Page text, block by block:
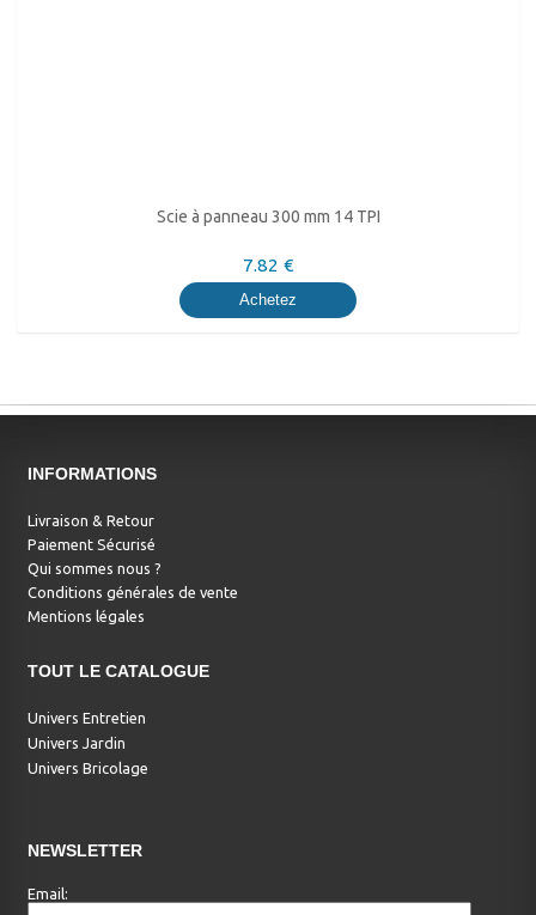
Scie à panneau 300 mm 14 TPI
7.82 €
Achetez
INFORMATIONS
Livraison & Retour
Paiement Sécurisé
Qui sommes nous ?
Conditions générales de vente
Mentions légales
TOUT LE CATALOGUE
Univers Entretien
Univers Jardin
Univers Bricolage
NEWSLETTER
Email: